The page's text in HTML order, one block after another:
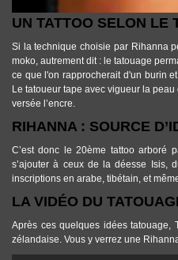
UN TATTOO SELON LE
Si la technique choisie par Rihanna
moko, autrement dit : le tatouage
ce que l'on rapprocherait d'un burin
Letatoueurtape avec vigueur lapeau
versée l’encre.
RIHANNA : SOURCE
C’est donc le 20ème tattooarboré
s’ajouter à ceux de la déesse Isis,
inscriptions en arabe, tibétain, et
LA VIDÉO DU
Après ces quelques idées tatouage,
zélandaise. Vous y verrez une